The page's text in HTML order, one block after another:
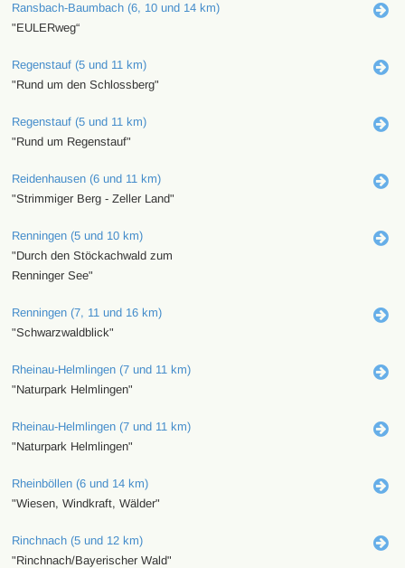
Ransbach-Baumbach (6, 10 und 14 km)
"EULERweg“
Regenstauf (5 und 11 km)
"Rund um den Schlossberg"
Regenstauf (5 und 11 km)
"Rund um Regenstauf"
Reidenhausen (6 und 11 km)
"Strimmiger Berg - Zeller Land"
Renningen (5 und 10 km)
"Durch den Stöckachwald zum
Renninger See"
Renningen (7, 11 und 16 km)
"Schwarzwaldblick"
Rheinau-Helmlingen (7 und 11 km)
"Naturpark Helmlingen"
Rheinau-Helmlingen (7 und 11 km)
"Naturpark Helmlingen"
Rheinböllen (6 und 14 km)
"Wiesen, Windkraft, Wälder"
Rinchnach (5 und 12 km)
"Rinchnach/Bayerischer Wald"